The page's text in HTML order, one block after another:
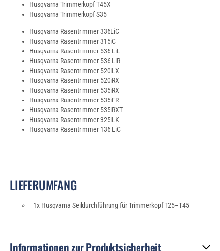
Husqvarna Trimmerkopf T45X
Husqvarna Trimmerkopf S35
Husqvarna Rasentrimmer 336LiC
Husqvarna Rasentrimmer 315iC
Husqvarna Rasentrimmer 536 LiL
Husqvarna Rasentrimmer 536 LiR
Husqvarna Rasentrimmer 520iLX
Husqvarna Rasentrimmer 520iRX
Husqvarna Rasentrimmer 535iRX
Husqvarna Rasentrimmer 535iFR
Husqvarna Rasentrimmer 535iRXT
Husqvarna Rasentrimmer 325iLK
Husqvarna Rasentrimmer 136 LiC
LIEFERUMFANG
1x Husqvarna Seildurchführung für Trimmerkopf T25–T45
Informationen zur Produktsicherheit